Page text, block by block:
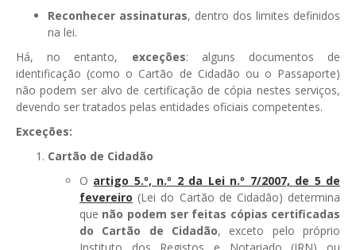
GESFeira
GESInventário
GESMarcação
GESSocial
GESSNC-AP
Reconhecer assinaturas, dentro dos limites definidos
na lei.
Há, no entanto, exceções: alguns documentos de
identificação (como o Cartão de Cidadão ou o Passaporte)
não podem ser alvo de certificação de cópia nestes serviços,
devendo ser tratados pelas entidades oficiais competentes.
Exceções:
Cartão de Cidadão
O artigo 5.º, n.º 2 da Lei n.º 7/2007, de 5 de
fevereiro (Lei do Cartão de Cidadão) determina
que não podem ser feitas cópias certificadas
do Cartão de Cidadão, exceto pelo próprio